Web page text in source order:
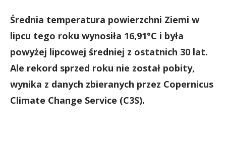
Średnia temperatura powierzchni Ziemi w
lipcu tego roku wynosiła 16,91°C i była
powyżej lipcowej średniej z ostatnich 30 lat.
Ale rekord sprzed roku nie został pobity,
wynika z danych zbieranych przez Copernicus
Climate Change Service (C3S).